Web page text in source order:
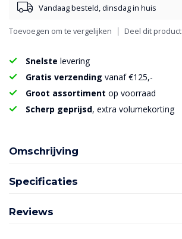
Vandaag besteld, dinsdag in huis
Toevoegen om te vergelijken Deel dit product
Snelste levering
Gratis verzending vanaf €125,-
Groot assortiment op voorraad
Scherp geprijsd, extra volumekorting
Omschrijving
Specificaties
Reviews